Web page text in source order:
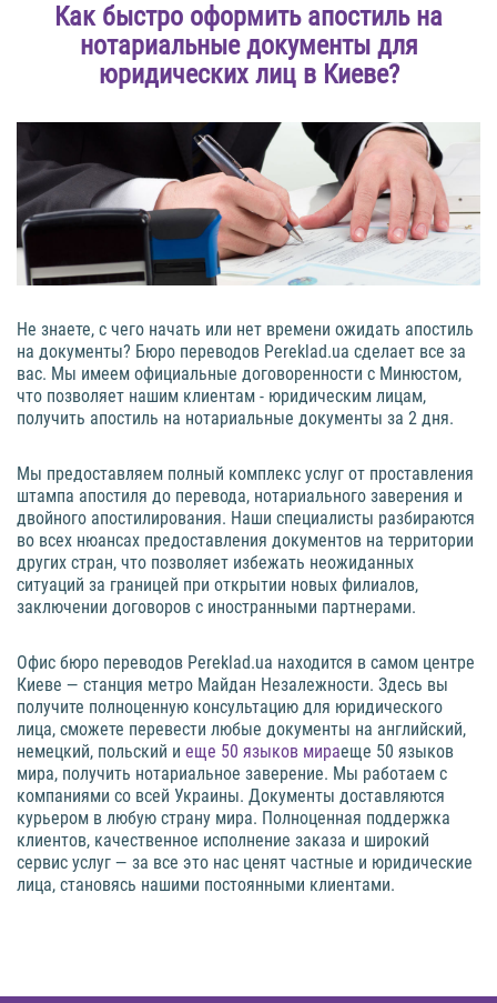
Как быстро оформить апостиль на
нотариальные документы для
юридических лиц в Киеве?
Не знаете, с чего начать или нет времени ожидать апостиль
на документы? Бюро переводов Pereklad.ua сделает все за
вас. Мы имеем официальные договоренности с Минюстом,
что позволяет нашим клиентам - юридическим лицам,
получить апостиль на нотариальные документы за 2 дня.
Мы предоставляем полный комплекс услуг от проставления
штампа апостиля до перевода, нотариального заверения и
двойного апостилирования. Наши специалисты разбираются
во всех нюансах предоставления документов на территории
других стран, что позволяет избежать неожиданных
ситуаций за границей при открытии новых филиалов,
заключении договоров с иностранными партнерами.
Офис бюро переводов Pereklad.ua находится в самом центре
Киеве — станция метро Майдан Незалежности. Здесь вы
получите полноценную консультацию для юридического
лица, сможете перевести любые документы на английский,
немецкий, польский и еще 50 языков мираеще 50 языков
мира, получить нотариальное заверение. Мы работаем с
компаниями со всей Украины. Документы доставляются
курьером в любую страну мира. Полноценная поддержка
клиентов, качественное исполнение заказа и широкий
сервис услуг — за все это нас ценят частные и юридические
лица, становясь нашими постоянными клиентами.